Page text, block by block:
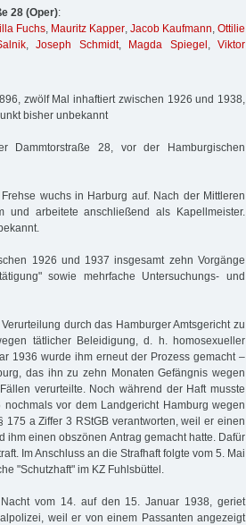
28 (Oper):
Fuchs, Mauritz Kapper, Jacob Kaufmann,Ottilie
, Joseph Schmidt, Magda Spiegel , Viktor
zwölf Mal inhaftiert zwischen 1926 und 1938,
bisher unbekannt
Dammtorstraße 28, vor der Hamburgischen
wuchs in Harburg auf. Nach der Mittleren
und arbeitete anschließend als Kapellmeister.
1926 und 1937 insgesamt zehn Vorgänge
sowie mehrfache Untersuchungs- und
durch das Hamburger Amtsgericht zu
tätlicher Beleidigung, d. h. homosexueller
1936 wurde ihm erneut der Prozess gemacht –
das ihn zu zehn Monaten Gefängnis wegen
verurteilte. Noch während der Haft musste
vor dem Landgericht Hamburg wegen
175 a Ziffer 3 RStGB verantworten, weil er einen
einen obszönen Antrag gemacht hatte. Dafür
Im Anschluss an die Strafhaft folgte vom 5. Mai
"Schutzhaft" im KZ Fuhlsbüttel.
vom 14. auf den 15. Januar 1938, geriet
weil er von einem Passanten angezeigt